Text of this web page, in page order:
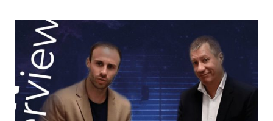
ET
COMMERCE
DE
NOUVELLES
OPPORTUNITÉS